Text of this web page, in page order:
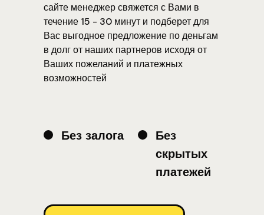
сайте менеджер свяжется с Вами в
течение 15 - 30 минут и подберет для
Вас выгодное предложение по деньгам
в долг от наших партнеров исходя от
Ваших пожеланий и платежных
возможностей
Без залога
Без
скрытых
платежей